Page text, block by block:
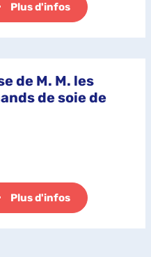
Plus d'infos
de M. M. les
de soie de
Plus d'infos